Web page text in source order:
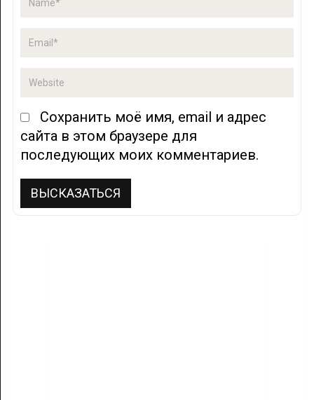
Сохранить моё имя, email и адрес
сайта в этом браузере для
последующих моих комментариев.